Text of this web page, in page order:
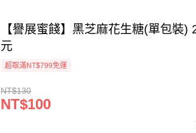
【譽展蜜餞】黑芝麻花生糖(單包裝)
元
超取滿NT$799免運
NT$130
NT$100